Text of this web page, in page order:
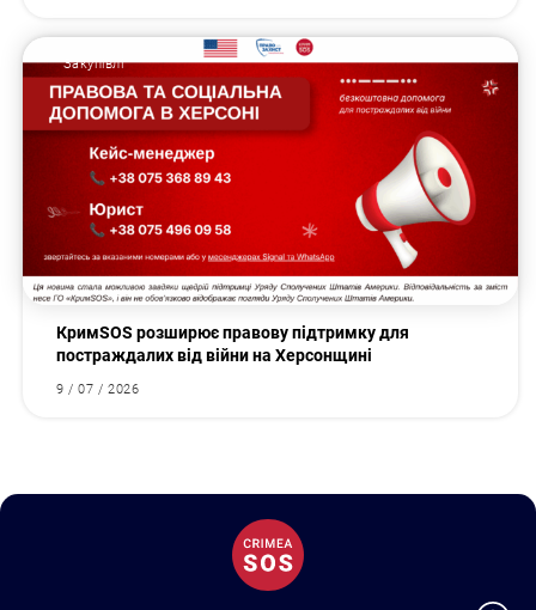
Закупівлі
КримSOS розширює правову підтримку для
постраждалих від війни на Херсонщині
9 / 07 / 2026